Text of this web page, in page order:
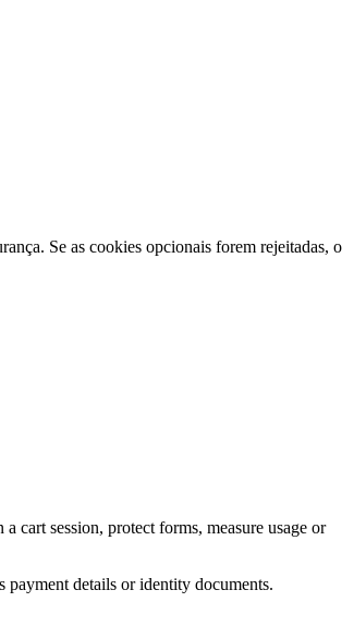
Se as cookies opcionais forem rejeitadas, o
cart session, protect forms, measure usage or
details or identity documents.